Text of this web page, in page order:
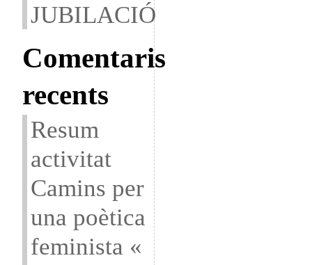
JUBILACIÓ
Comentaris
recents
Resum
activitat
Camins per
una poètica
feminista «